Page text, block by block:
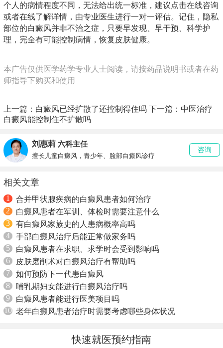
个人的病情程度不同，无法给出统一标准，建议点击在线咨询
或者在线了解详情，由专业医生进行一对一评估。记住，隐私
部位的白癜风并非不治之症，只要早发现、早干预、科学护
理，完全有可能控制病情，恢复皮肤健康。
本广告仅供医学药学专业人士阅读，请按药品说明书或者在药
师指导下购买和使用
上一篇： 白癜风已经扩散了还控制得住吗 下一篇： 中医治疗
白癜风能控制住不扩散吗
刘惠莉 六科主任
擅长儿童白癜风，青少年、脸部白癜风诊疗
咨询
相关文章
1
合并甲状腺疾病的白癜风患者如何治疗
2
白癜风患者在军训、体检时需要注意什么
3
有白癜风家族史的人患病概率高吗
4
手部白癜风治疗后能正常做家务吗
5
白癜风患者在求职、求学时会受到影响吗
6
皮肤磨削术对白癜风治疗有帮助吗
7
如何预防下一代患白癜风
8
哺乳期妇女能进行白癜风治疗吗
9
白癜风患者能进行医美项目吗
10 老年白癜风患者治疗时需要考虑哪些身体状况
快速就医预约指南